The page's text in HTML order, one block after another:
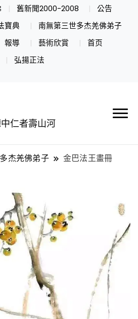
舊新聞2000-2008
公告
寶典
南無第三世多杰羌佛弟子
報導 藝術欣賞
首页
弘揚正法
仁者壽山河
杰羌佛弟子 金巴法王畫冊